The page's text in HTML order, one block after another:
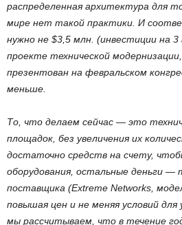
распределенная архитектура для
мире нет такой практики. И
нужно не $3,5 млн. (инвестиции на 3
проекте технической
презентован на февральском
меньше.
То, что делаем сейчас — это
площадок, без увеличения их
достаточно средств на счету,
оборудования, остальные деньги
поставщика (Extreme Networks,
повышая цен и не меняя условий для
мы рассчитываем, что в течение